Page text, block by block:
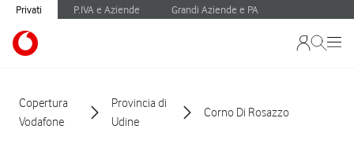
Privati P.IVA e Aziende Grandi Aziende e PA
Copertura
Vodafone
Provincia di
Udine
Corno Di Rosazzo